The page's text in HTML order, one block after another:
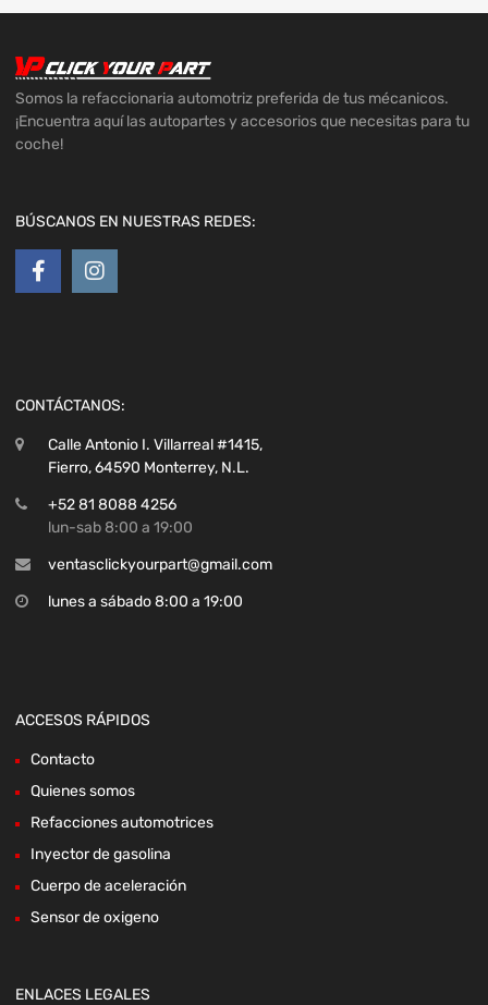
Somos la refaccionaria automotriz preferida de tus mécanicos.
¡Encuentra aquí las autopartes y accesorios que necesitas para tu
coche!
BÚSCANOS EN NUESTRAS REDES:
CONTÁCTANOS:
Calle Antonio I. Villarreal #1415,
Fierro, 64590 Monterrey, N.L.
+52 81 8088 4256
lun-sab 8:00 a 19:00
ventasclickyourpart@gmail.com
lunes a sábado 8:00 a 19:00
ACCESOS RÁPIDOS
Contacto
Quienes somos
Refacciones automotrices
Inyector de gasolina
Cuerpo de aceleración
Sensor de oxigeno
ENLACES LEGALES